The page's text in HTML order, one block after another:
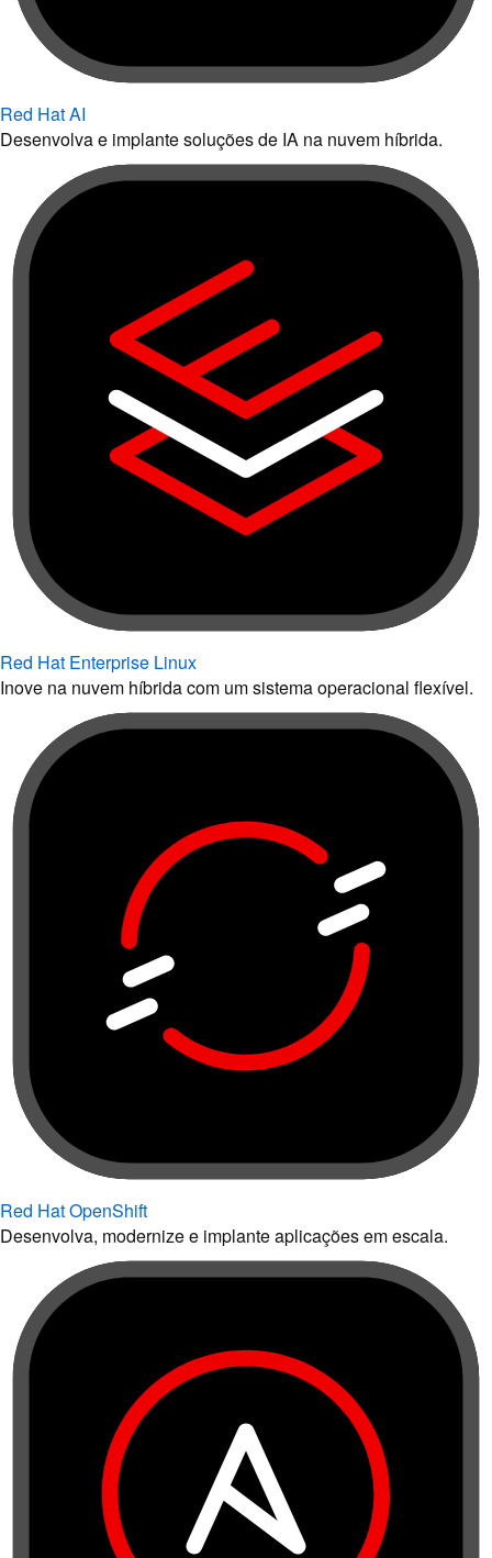
Red Hat AI
Desenvolva e implante soluções de IA na nuvem híbrida.
Red Hat Enterprise Linux
Inove na nuvem híbrida com um sistema operacional flexível.
Red Hat OpenShift
Desenvolva, modernize e implante aplicações em escala.